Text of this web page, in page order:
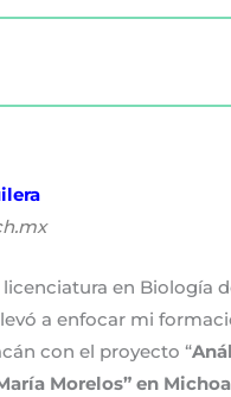
licenciatura en Biología
a enfocar mi
con el proyecto “
Morelos” en